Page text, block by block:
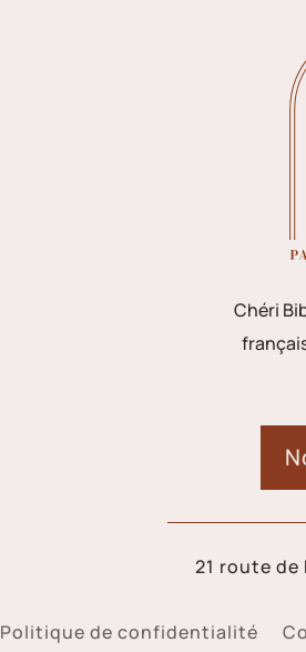
Chéri
21 route de
Politique de confidentialité